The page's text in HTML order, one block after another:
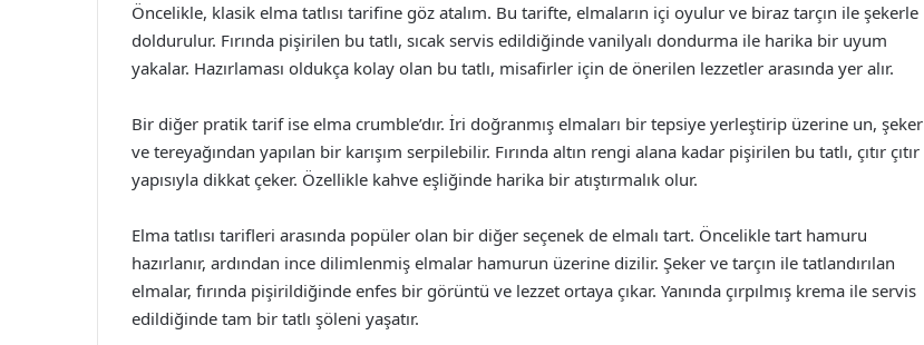
Öncelikle, klasik elma tatlısı tarifine göz atalım. Bu tarifte, elmaların içi oyulur ve biraz tarçın ile şekerle
doldurulur. Fırında pişirilen bu tatlı, sıcak servis edildiğinde vanilyalı dondurma ile harika bir uyum
yakalar. Hazırlaması oldukça kolay olan bu tatlı, misafirler için de önerilen lezzetler arasında yer alır.
Bir diğer pratik tarif ise elma crumble’dır. İri doğranmış elmaları bir tepsiye yerleştirip üzerine un, şeker
ve tereyağından yapılan bir karışım serpilebilir. Fırında altın rengi alana kadar pişirilen bu tatlı, çıtır çıtır
yapısıyla dikkat çeker. Özellikle kahve eşliğinde harika bir atıştırmalık olur.
Elma tatlısı tarifleri arasında popüler olan bir diğer seçenek de elmalı tart. Öncelikle tart hamuru
hazırlanır, ardından ince dilimlenmiş elmalar hamurun üzerine dizilir. Şeker ve tarçın ile tatlandırılan
elmalar, fırında pişirildiğinde enfes bir görüntü ve lezzet ortaya çıkar. Yanında çırpılmış krema ile servis
edildiğinde tam bir tatlı şöleni yaşatır.